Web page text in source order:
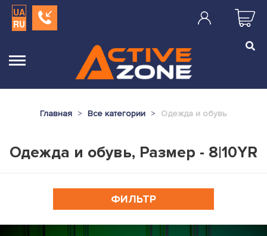
UA
RU
Главная Все категории Одежда и обувь
Одежда и обувь, Размер - 8|10YR
ФИЛЬТР